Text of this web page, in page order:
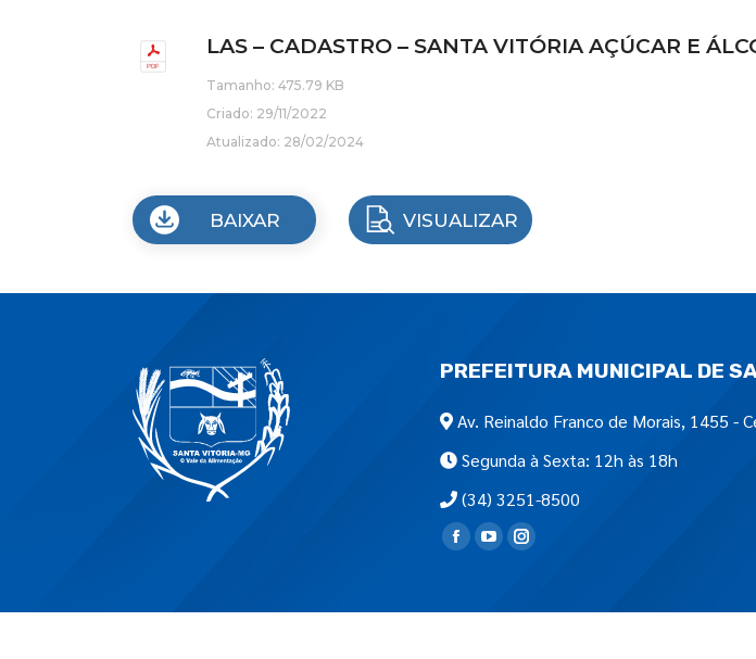
LAS – CADASTRO – SANTA VITÓRIA AÇÚCAR E
Tamanho: 475.79 KB
Criado: 29/11/2022
Atualizado: 28/02/2024
BAIXAR VISUALIZAR
PREFEITURA MUNICIPAL DE
Av. Reinaldo Franco de Morais, 1455 -
Segunda à Sexta: 12h às 18h
(34) 3251-8500
Encontre-nos em: